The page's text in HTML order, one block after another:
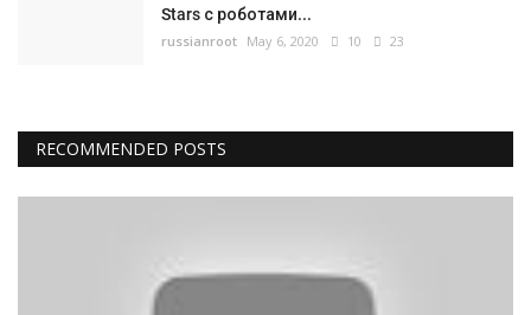
Stars с роботами...
russianroot May 6, 2020 10 23
RECOMMENDED POSTS